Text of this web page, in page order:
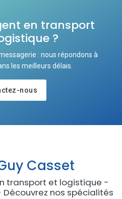
en transport
?
: nous répondons à
les meilleurs délais.
nous
Casset
transport et logistique -
nos spécialités